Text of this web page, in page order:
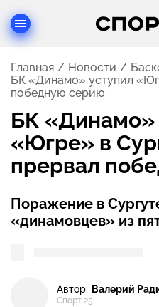
Главная Новости
БК «Динамо» уступил
победную серию
БК «Динамо»
«Югре» в
прервал
Поражение в
«динамовцев» из
Автор: Валерий
Спорт 25